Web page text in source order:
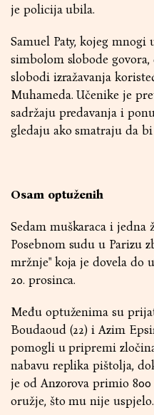
je policija ubila.
Samuel Paty, kojeg mnogi
simbolom slobode
slobodi izražavanja
Muhameda. Učenike je
sadržaju predavanja i
gledaju ako smatraju da
Osam optuženih
Sedam muškaraca i jedna
Posebnom sudu u Parizu
mržnje" koja je dovela do
20. prosinca.
Među optuženima su
Boudaoud (22) i Azim
pomogli u pripremi
nabavu replika pištolja,
je od Anzorova primio
oružje, što mu nije uspjelo.